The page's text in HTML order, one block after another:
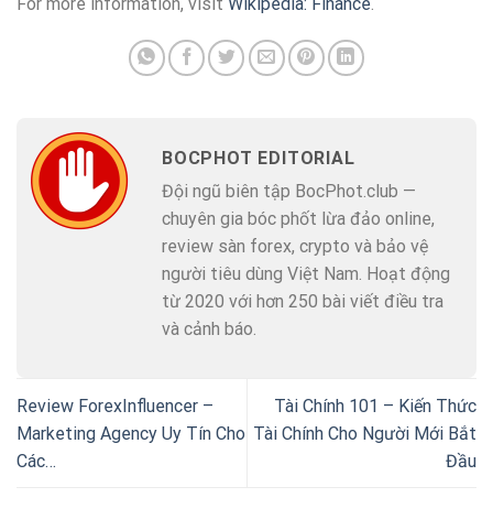
BOCPHOT EDITORIAL
Đội ngũ biên tập BocPhot.club —
chuyên gia bóc phốt lừa đảo online,
review sàn forex, crypto và bảo vệ
người tiêu dùng Việt Nam. Hoạt động
từ 2020 với hơn 250 bài viết điều tra
và cảnh báo.
Review ForexInfluencer –
Marketing Agency Uy Tín Cho
Các…
Tài Chính 101 – Kiến Thức
Tài Chính Cho Người Mới Bắt
Đầu